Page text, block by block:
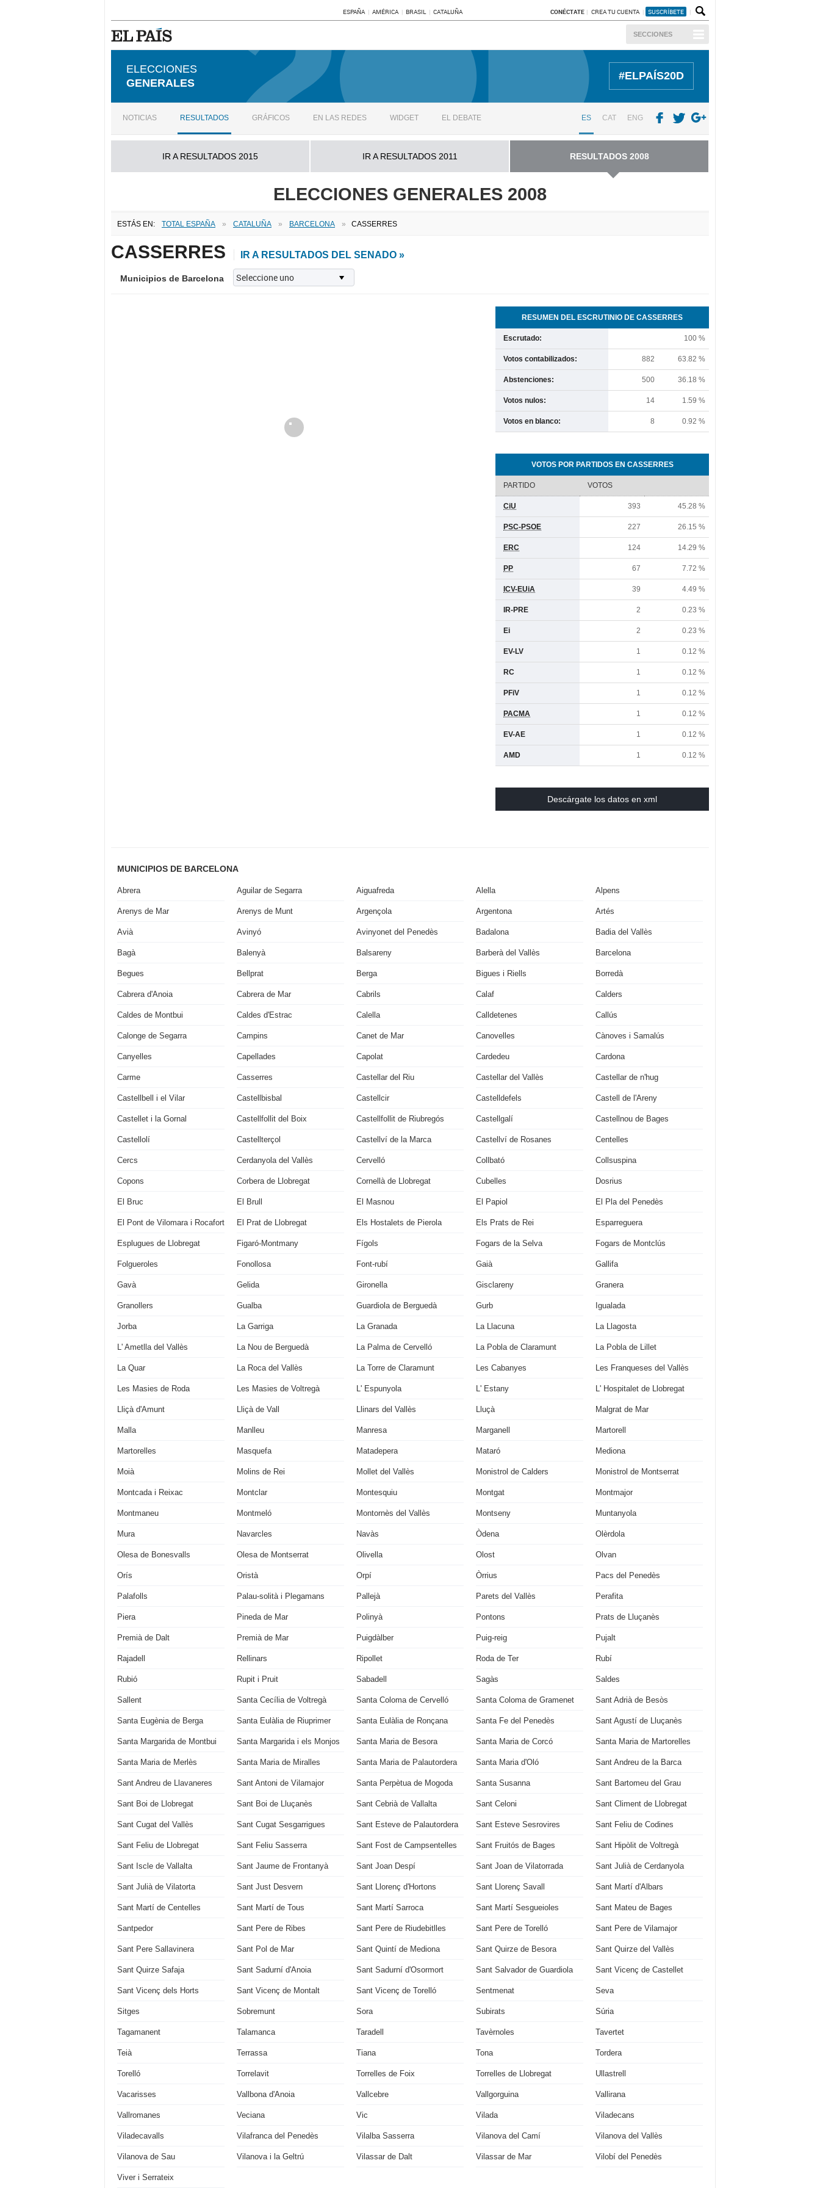
ESPAÑA AMÉRICA BRASIL CATALUÑA CONÉCTATE CREA TU CUENTA SUSCRÍBETE
SECCIONES
ELECCIONES
GENERALES
#ELPAÍS20D
NOTICIAS RESULTADOS GRÁFICOS EN LAS REDES WIDGET EL DEBATE ES CAT ENG
IR A RESULTADOS 2015 IR A RESULTADOS 2011 RESULTADOS 2008
ELECCIONES GENERALES 2008
ESTÁS EN: TOTAL ESPAÑA » CATALUÑA » BARCELONA » CASSERRES
CASSERRES IR A RESULTADOS DEL SENADO »
Municipios de Barcelona
RESUMEN DEL ESCRUTINIO DE CASSERRES
Escrutado: 100 %
Votos contabilizados: 882 63.82 %
Abstenciones: 500 36.18 %
Votos nulos: 14 1.59 %
Votos en blanco: 8 0.92 %
VOTOS POR PARTIDOS EN CASSERRES
PARTIDO VOTOS
CiU 393 45.28 %
PSC-PSOE 227 26.15 %
ERC 124 14.29 %
PP 67 7.72 %
ICV-EUiA 39 4.49 %
IR-PRE 2 0.23 %
Ei 2 0.23 %
EV-LV 1 0.12 %
RC 1 0.12 %
PFiV 1 0.12 %
PACMA 1 0.12 %
EV-AE 1 0.12 %
AMD 1 0.12 %
Descárgate los datos en xml
MUNICIPIOS DE BARCELONA
Abrera Aguilar de Segarra Aiguafreda Alella Alpens
Arenys de Mar Arenys de Munt Argençola Argentona Artés
Avià Avinyó Avinyonet del Penedès Badalona Badia del Vallès
Bagà Balenyà Balsareny Barberà del Vallès Barcelona
Begues Bellprat Berga Bigues i Riells Borredà
Cabrera d'Anoia Cabrera de Mar Cabrils Calaf Calders
Caldes de Montbui Caldes d'Estrac Calella Calldetenes Callús
Calonge de Segarra Campins Canet de Mar Canovelles Cànoves i Samalús
Canyelles Capellades Capolat Cardedeu Cardona
Carme Casserres Castellar del Riu Castellar del Vallès Castellar de n'hug
Castellbell i el Vilar Castellbisbal Castellcir Castelldefels Castell de l'Areny
Castellet i la Gornal Castellfollit del Boix Castellfollit de Riubregós Castellgalí Castellnou de Bages
Castellolí Castellterçol Castellví de la Marca Castellví de Rosanes Centelles
Cercs Cerdanyola del Vallès Cervelló Collbató Collsuspina
Copons Corbera de Llobregat Cornellà de Llobregat Cubelles Dosrius
El Bruc El Brull El Masnou El Papiol El Pla del Penedès
El Pont de Vilomara i Rocafort El Prat de Llobregat Els Hostalets de Pierola Els Prats de Rei Esparreguera
Esplugues de Llobregat Figaró-Montmany Fígols Fogars de la Selva Fogars de Montclús
Folgueroles Fonollosa Font-rubí Gaià Gallifa
Gavà Gelida Gironella Gisclareny Granera
Granollers Gualba Guardiola de Berguedà Gurb Igualada
Jorba La Garriga La Granada La Llacuna La Llagosta
L' Ametlla del Vallès La Nou de Berguedà La Palma de Cervelló La Pobla de Claramunt La Pobla de Lillet
La Quar La Roca del Vallès La Torre de Claramunt Les Cabanyes Les Franqueses del Vallès
Les Masies de Roda Les Masies de Voltregà L' Espunyola L' Estany L' Hospitalet de Llobregat
Lliçà d'Amunt Lliçà de Vall Llinars del Vallès Lluçà Malgrat de Mar
Malla Manlleu Manresa Marganell Martorell
Martorelles Masquefa Matadepera Mataró Mediona
Moià Molins de Rei Mollet del Vallès Monistrol de Calders Monistrol de Montserrat
Montcada i Reixac Montclar Montesquiu Montgat Montmajor
Montmaneu Montmeló Montornès del Vallès Montseny Muntanyola
Mura Navarcles Navàs Òdena Olèrdola
Olesa de Bonesvalls Olesa de Montserrat Olivella Olost Olvan
Orís Oristà Orpí Òrrius Pacs del Penedès
Palafolls Palau-solità i Plegamans Pallejà Parets del Vallès Perafita
Piera Pineda de Mar Polinyà Pontons Prats de Lluçanès
Premià de Dalt Premià de Mar Puigdàlber Puig-reig Pujalt
Rajadell Rellinars Ripollet Roda de Ter Rubí
Rubió Rupit i Pruit Sabadell Sagàs Saldes
Sallent Santa Cecília de Voltregà Santa Coloma de Cervelló Santa Coloma de Gramenet Sant Adrià de Besòs
Santa Eugènia de Berga Santa Eulàlia de Riuprimer Santa Eulàlia de Ronçana Santa Fe del Penedès Sant Agustí de Lluçanès
Santa Margarida de Montbui Santa Margarida i els Monjos Santa Maria de Besora Santa Maria de Corcó Santa Maria de Martorelles
Santa Maria de Merlès Santa Maria de Miralles Santa Maria de Palautordera Santa Maria d'Oló Sant Andreu de la Barca
Sant Andreu de Llavaneres Sant Antoni de Vilamajor Santa Perpètua de Mogoda Santa Susanna Sant Bartomeu del Grau
Sant Boi de Llobregat Sant Boi de Lluçanès Sant Cebrià de Vallalta Sant Celoni Sant Climent de Llobregat
Sant Cugat del Vallès Sant Cugat Sesgarrigues Sant Esteve de Palautordera Sant Esteve Sesrovires Sant Feliu de Codines
Sant Feliu de Llobregat Sant Feliu Sasserra Sant Fost de Campsentelles Sant Fruitós de Bages Sant Hipòlit de Voltregà
Sant Iscle de Vallalta Sant Jaume de Frontanyà Sant Joan Despí Sant Joan de Vilatorrada Sant Julià de Cerdanyola
Sant Julià de Vilatorta Sant Just Desvern Sant Llorenç d'Hortons Sant Llorenç Savall Sant Martí d'Albars
Sant Martí de Centelles Sant Martí de Tous Sant Martí Sarroca Sant Martí Sesgueioles Sant Mateu de Bages
Santpedor Sant Pere de Ribes Sant Pere de Riudebitlles Sant Pere de Torelló Sant Pere de Vilamajor
Sant Pere Sallavinera Sant Pol de Mar Sant Quintí de Mediona Sant Quirze de Besora Sant Quirze del Vallès
Sant Quirze Safaja Sant Sadurní d'Anoia Sant Sadurní d'Osormort Sant Salvador de Guardiola Sant Vicenç de Castellet
Sant Vicenç dels Horts Sant Vicenç de Montalt Sant Vicenç de Torelló Sentmenat Seva
Sitges Sobremunt Sora Subirats Súria
Tagamanent Talamanca Taradell Tavèrnoles Tavertet
Teià Terrassa Tiana Tona Tordera
Torelló Torrelavit Torrelles de Foix Torrelles de Llobregat Ullastrell
Vacarisses Vallbona d'Anoia Vallcebre Vallgorguina Vallirana
Vallromanes Veciana Vic Vilada Viladecans
Viladecavalls Vilafranca del Penedès Vilalba Sasserra Vilanova del Camí Vilanova del Vallès
Vilanova de Sau Vilanova i la Geltrú Vilassar de Dalt Vilassar de Mar Vilobí del Penedès
Viver i Serrateix